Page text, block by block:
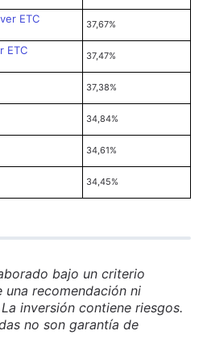
ETC
37,67%
ETC
37,47%
37,38%
34,84%
34,61%
34,45%
bajo un criterio
recomendación ni
inversión contiene riesgos.
no son garantía de